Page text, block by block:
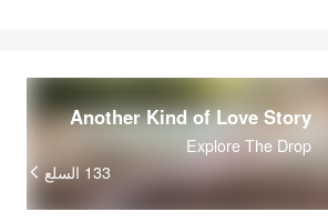
Another Kind of Love Story
Explore The Drop
133 السلع